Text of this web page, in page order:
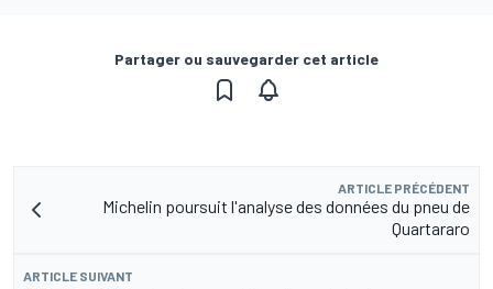
Partager ou sauvegarder cet article
ARTICLE PRÉCÉDENT
Michelin poursuit l'analyse des données du pneu de
Quartararo
ARTICLE SUIVANT